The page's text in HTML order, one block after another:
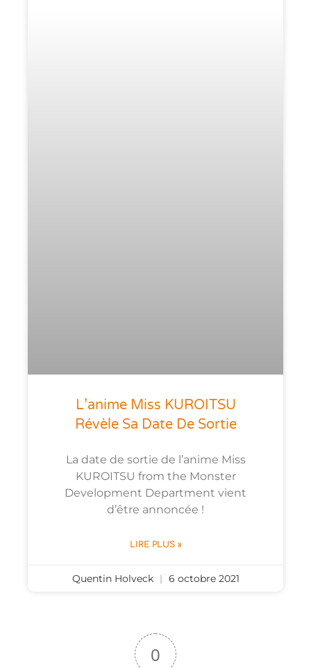
L’anime Miss KUROITSU
Révèle Sa Date De Sortie
La date de sortie de l’anime Miss
KUROITSU from the Monster
Development Department vient
d’être annoncée !
LIRE PLUS »
Quentin Holveck 6 octobre 2021
0